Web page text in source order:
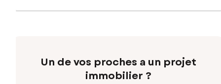
Un de vos proches a un projet
immobilier ?